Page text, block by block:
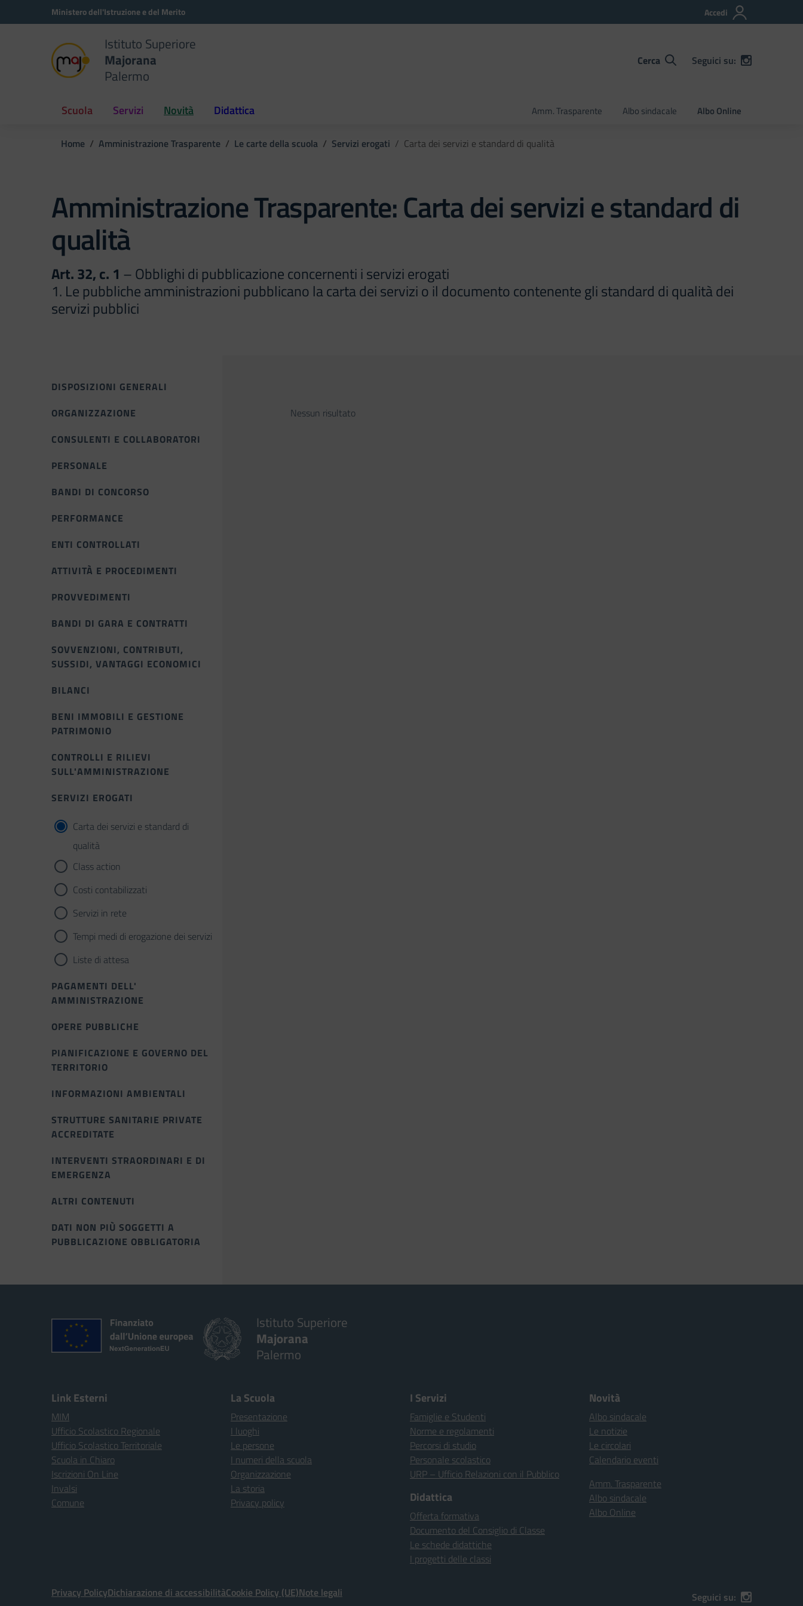
Vai ai contenuti
Vai al menu di navigazioneMinistero dell'Istruzione e del Merito Accedi
Istituto Superiore
Majorana
Palermo
Cerca Seguici su:
Scuola Servizi Novità Didattica Amm. Trasparente Albo sindacale Albo Online
Home Amministrazione Trasparente Le carte della scuola Servizi erogati Carta dei servizi e standard di qualità
Amministrazione Trasparente:Carta dei servizi e standard di
qualità
Art. 32, c. 1 – Obblighi di pubblicazione concernenti i servizi erogati
1. Le pubbliche amministrazioni pubblicano la carta dei servizi o il documento contenente gli standard di qualità dei
servizi pubblici
DISPOSIZIONI GENERALI
ORGANIZZAZIONE
CONSULENTI E COLLABORATORI
PERSONALE
BANDI DI CONCORSO
PERFORMANCE
ENTI CONTROLLATI
ATTIVITÀ E PROCEDIMENTI
PROVVEDIMENTI
BANDI DI GARA E CONTRATTI
SOVVENZIONI, CONTRIBUTI,
SUSSIDI, VANTAGGI ECONOMICI
BILANCI
BENI IMMOBILI E GESTIONE
PATRIMONIO
CONTROLLI E RILIEVI
SULL'AMMINISTRAZIONE
SERVIZI EROGATI
Carta dei servizi e standard di
qualità
Class action
Costi contabilizzati
Servizi in rete
Tempi medi di erogazione dei servizi
Liste di attesa
PAGAMENTI DELL'
AMMINISTRAZIONE
OPERE PUBBLICHE
PIANIFICAZIONE E GOVERNO DEL
TERRITORIO
INFORMAZIONI AMBIENTALI
STRUTTURE SANITARIE PRIVATE
ACCREDITATE
INTERVENTI STRAORDINARI E DI
EMERGENZA
ALTRI CONTENUTI
DATI NON PIÙ SOGGETTI A
PUBBLICAZIONE OBBLIGATORIA
Nessun risultato
Istituto Superiore
Majorana
Palermo
Link Esterni
MIM
Ufficio Scolastico Regionale
Ufficio Scolastico Territoriale
Scuola in Chiaro
Iscrizioni On Line
Invalsi
Comune
La Scuola
Presentazione
I luoghi
Le persone
I numeri della scuola
Organizzazione
La storia
Privacy policy
I Servizi
Famiglie e Studenti
Norme e regolamenti
Percorsi di studio
Personale scolastico
URP – Ufficio Relazioni con il Pubblico
Didattica
Offerta formativa
Documento del Consiglio di Classe
Le schede didattiche
I progetti delle classi
Novità
Albo sindacale
Le notizie
Le circolari
Calendario eventi
Amm. Trasparente
Albo sindacale
Albo Online
Privacy PolicyDichiarazione di accessibilitàCookie Policy (UE)Note legali Seguici su: